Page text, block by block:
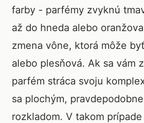
farby - parfémy zvyknú
až do hneda alebo
zmena vône, ktorá môže
alebo plesňová. Ak sa vám
parfém stráca svoju
sa plochým,
rozkladom. V takom